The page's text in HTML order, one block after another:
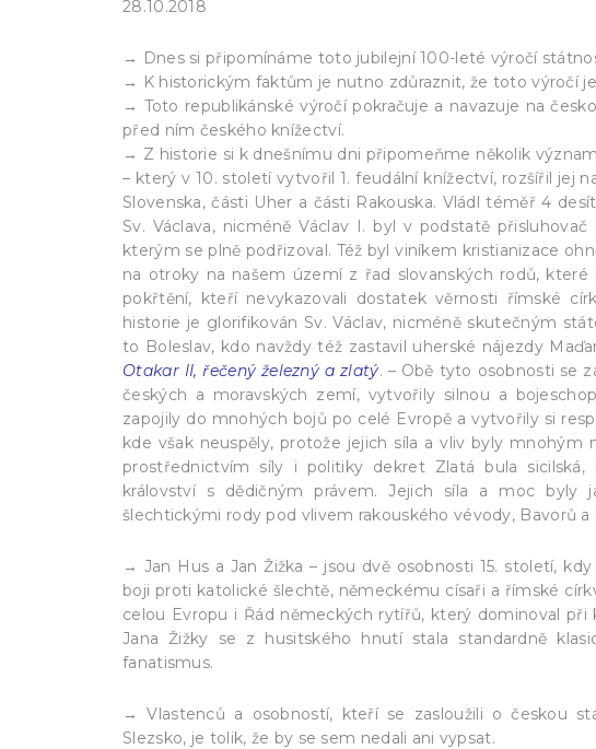
28.10.2018
→ Dnes si připomínáme toto jubilejní 100-leté výročí
→ K historickým faktům je nutno zdůraznit, že toto výročí
→ Toto republikánské výročí pokračuje a navazuje na
před ním českého knížectví.
→ Z historie si k dnešnímu dni připomeňme několik
– který v 10. století vytvořil 1. feudální knížectví, rozšířil jej
Slovenska, části Uher a části Rakouska. Vládl téměř 4
Sv. Václava, nicméně Václav I. byl v podstatě
kterým se plně podřizoval. Též byl viníkem kristianizace
na otroky na našem území z řad slovanských rodů,
pokřtění, kteří nevykazovali dostatek věrnosti římské
historie je glorifikován Sv. Václav, nicméně skutečným
to Boleslav, kdo navždy též zastavil uherské nájezdy
Otakar II, řečený železný a zlatý. – Obě tyto osobnosti se
českých a moravských zemí, vytvořily silnou a
zapojily do mnohých bojů po celé Evropě a vytvořily si
kde však neuspěly, protože jejich síla a vliv byly mnohým
prostřednictvím síly i politiky dekret Zlatá bula
království s dědičným právem. Jejich síla a moc byly
šlechtickými rody pod vlivem rakouského vévody, Bavorů a
→ Jan Hus a Jan Žižka – jsou dvě osobnosti 15. století,
boji proti katolické šlechtě, německému císaři a římské
celou Evropu i Řád německých rytířů, který dominoval
Jana Žižky se z husitského hnutí stala standardně
fanatismus.
→ Vlastenců a osobností, kteří se zasloužili o českou
Slezsko, je tolik, že by se sem nedali ani vypsat.